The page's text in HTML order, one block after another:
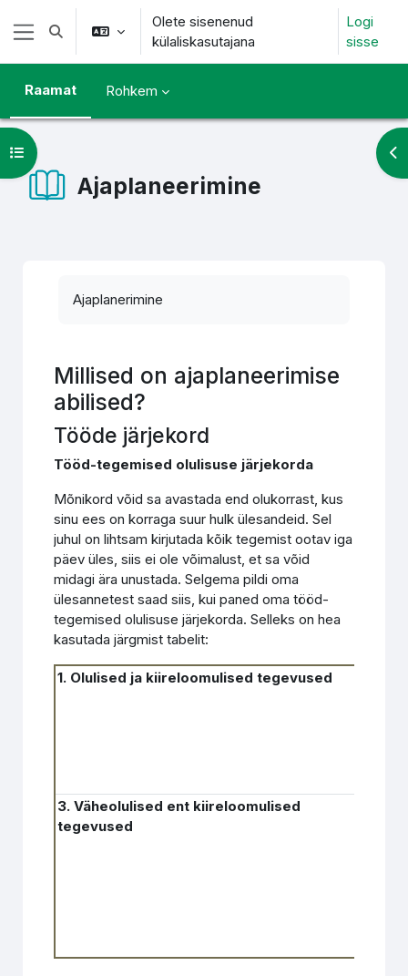
Jäta vahele peasisuni
Küljepaneel
Lülitab otsingu sisendi
Olete sisenenud
külaliskasutajana
Logi
sisse
Raamat Rohkem
Ajaplaneerimine
Ava kursuse sisukord
Ajaplanerimine
Millised on ajaplaneerimise
abilised?
Tööde järjekord
Tööd-tegemised olulisuse järjekorda
Mõnikord võid sa avastada end olukorrast, kus
sinu ees on korraga suur hulk ülesandeid. Sel
juhul on lihtsam kirjutada kõik tegemist ootav iga
päev üles, siis ei ole võimalust, et sa võid
midagi ära unustada. Selgema pildi oma
ülesannetest saad siis, kui paned oma tööd-
tegemised olulisuse järjekorda. Selleks on hea
kasutada järgmist tabelit:
1. Olulised ja kiireloomulised tegevused
3. Väheolulised ent kiireloomulised
tegevused